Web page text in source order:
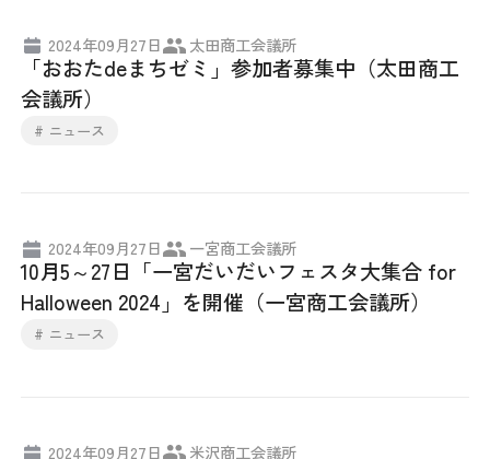
2024年09月27日 太田商工会議所
「おおたdeまちゼミ」参加者募集中（太田商工
会議所）
# ニュース
2024年09月27日 一宮商工会議所
10月5～27日「一宮だいだいフェスタ大集合 for
Halloween 2024」を開催（一宮商工会議所）
# ニュース
2024年09月27日 米沢商工会議所